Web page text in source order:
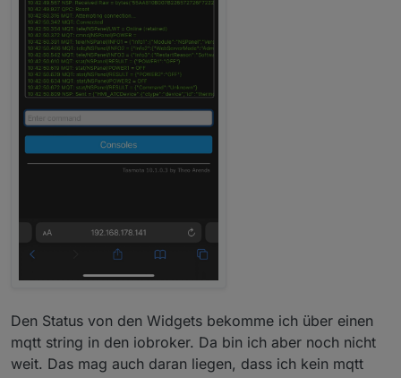
Den Status von den Widgets bekomme ich über einen
mqtt string in den iobroker. Da bin ich aber noch nicht
weit. Das mag auch daran liegen, dass ich kein mqtt